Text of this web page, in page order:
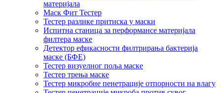
материјала
Маск Фит Тестер
Тестер разлике притиска у маски
Испитна станица за перформансе материјала
филтера маске
Детектор ефикасности филтрирања бактерија
маске (БФЕ)
Тестер визуелног поља маске
Тестер трења маске
Тестер микробне пенетрације отпорности на влагу